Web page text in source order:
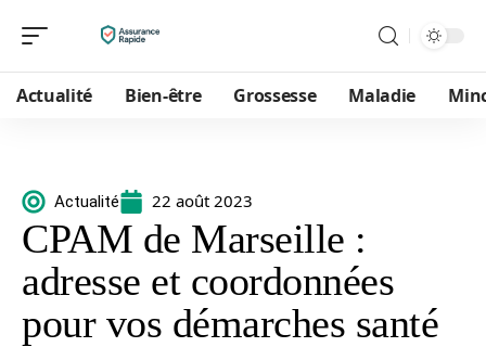
Actualité Bien-être Grossesse Maladie
Actualité 22 août 2023
CPAM de Marseille :
adresse et coordonnées
pour vos démarches santé